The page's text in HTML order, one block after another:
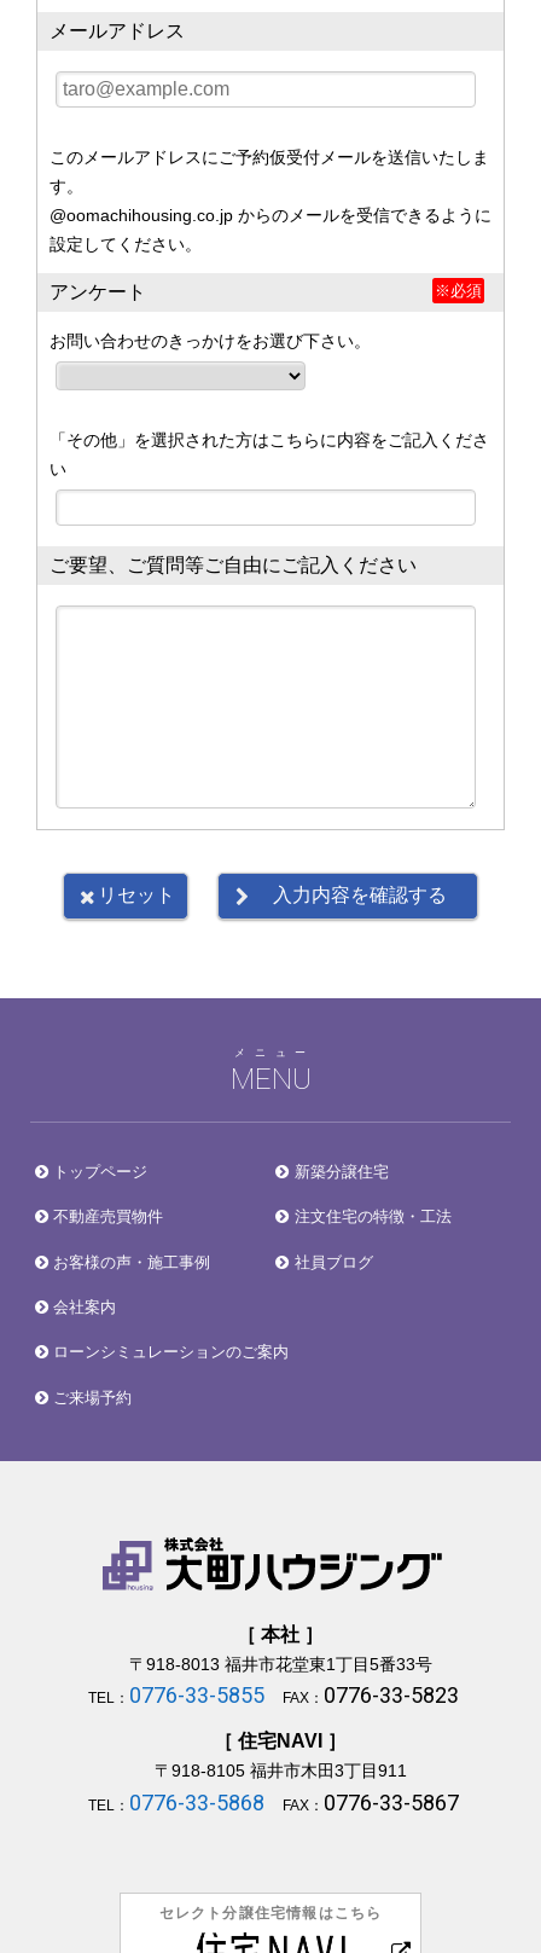
メールアドレス
このメールアドレスにご予約仮受付メールを送信いたしま
す。
@oomachihousing.co.jp からのメールを受信できるように
設定してください。
アンケート ※必須
お問い合わせのきっかけをお選び下さい。
「その他」を選択された方はこちらに内容をご記入くださ
い
ご要望、ご質問等ご自由にご記入ください
MENU
メニュー
トップページ 新築分譲住宅
不動産売買物件 注文住宅の特徴・工法
お客様の声・施工事例 社員ブログ
会社案内
ローンシミュレーションのご案内
ご来場予約
［ 本社 ］
〒918-8013 福井市花堂東1丁目5番33号
TEL： 0776-33-5855 FAX： 0776-33-5823
［ 住宅NAVI ］
〒918-8105福井市木田3丁目911
TEL： 0776-33-5868 FAX： 0776-33-5867
セレクト分譲住宅情報はこちら